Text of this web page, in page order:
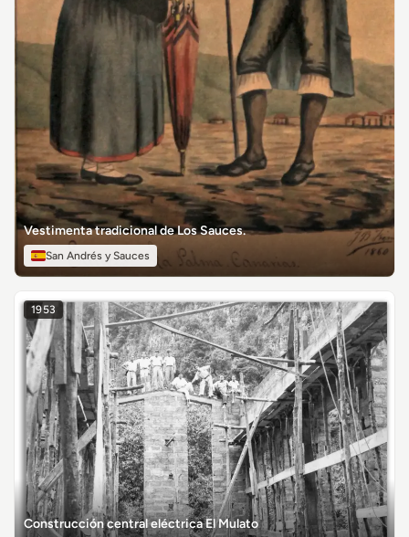
Vestimenta tradicional de Los Sauces.
San Andrés y Sauces
1953
Construcción central eléctrica El Mulato